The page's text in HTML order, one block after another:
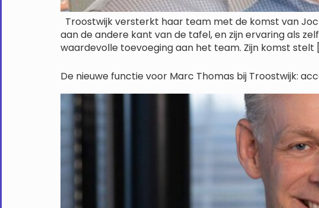
Troostwijk versterkt haar team met de komst van
aan de andere kant van de tafel, en zijn ervaring als
waardevolle toevoeging aan het team. Zijn komst stelt
De nieuwe functie voor Marc Thomas bij Troostwijk: